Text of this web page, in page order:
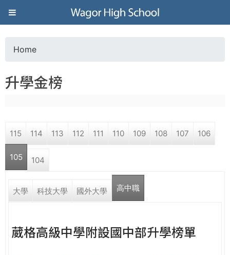
Jump to navigation
葳
格
高
學
o
a
r
e
e
Home
升學金榜
115 114 113 112 111 110 109 108 107 106
105 104
大學 科技大學 國外大學 高中職
葳格高級中學附設國中部升學榜單